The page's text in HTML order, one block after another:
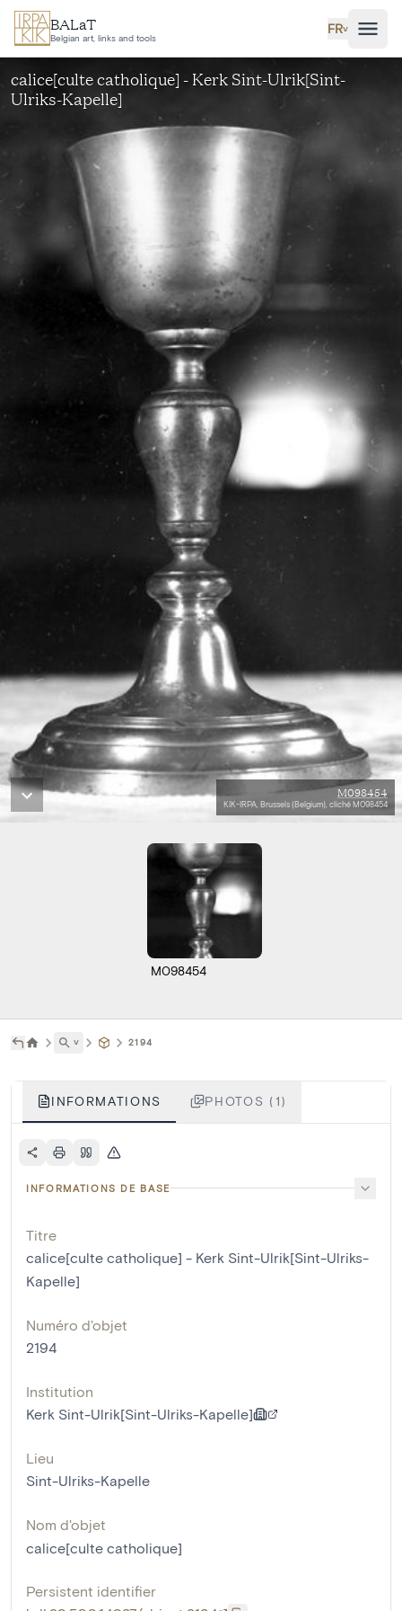
Aller au contenu principal
BALaT
Belgian art, links and tools
FR˅
calice[culte catholique] - Kerk Sint-Ulrik[Sint-
Ulriks-Kapelle]
M098454
KIK-IRPA, Brussels (Belgium), cliché M098454
M098454
˅ 2194
INFORMATIONS PHOTOS (1)
INFORMATIONS DE BASE
Titre
calice[culte catholique] - Kerk Sint-Ulrik[Sint-Ulriks-
Kapelle]
Numéro d'objet
2194
Institution
Kerk Sint-Ulrik[Sint-Ulriks-Kapelle]
Lieu
Sint-Ulriks-Kapelle
Nom d'objet
calice[culte catholique]
Persistent identifier